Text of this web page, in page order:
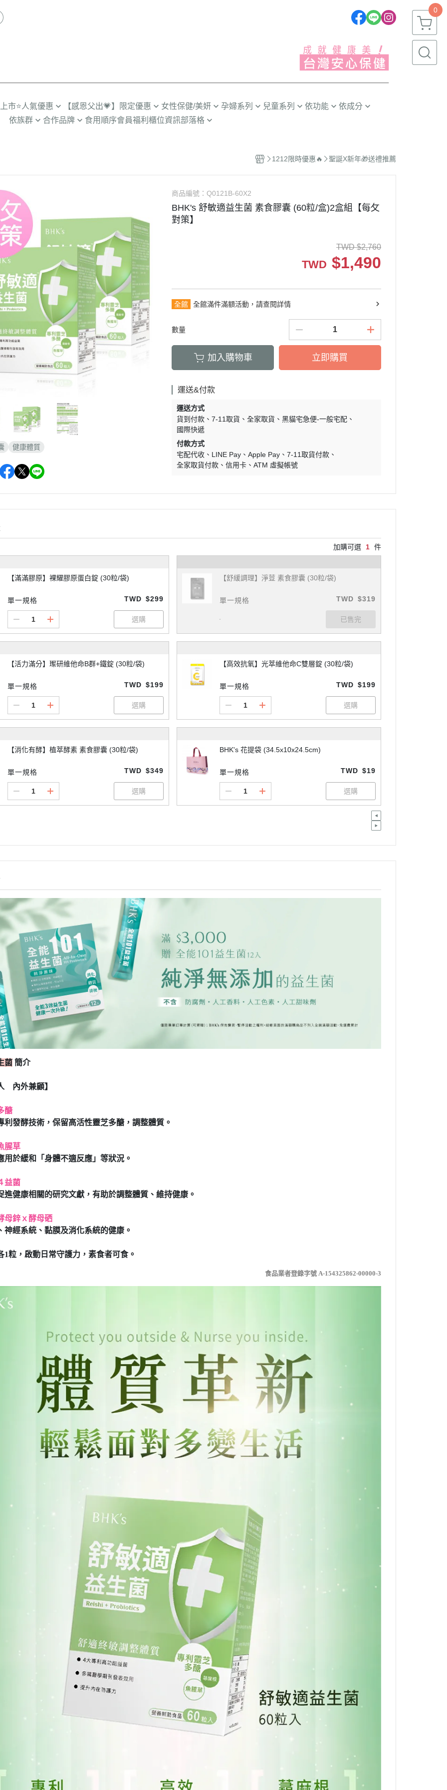
0
市⭐人氣優惠 【感恩父出💗】限定優惠 女性保健/美妍
熟齡舒適
青春守護
淨荳調理
豐盈烏黑
清新體香
孕婦系列
孕中期
孕後期
產後/哺乳
兒童系列
小童(3~6歲)
大童(6~12歲)
青少年(12歲以上)
依功能
循環代謝
體質防護
精神活力
窈窕代謝
送禮推薦
依成分
魚油/藻油(DHA/EPA)
蔓越莓/甘露糖
卵磷脂
維他命(A/B/C/D/E)
礦物質(鈣/鐵/鎂/鋅)
依族群
童
期
合作品牌
寵物嚴選➤Furluv樂球
食用順序會員福利 櫃位資訊部落格
成分解惑站
BHK's 情報站
BHK’s 研究手記
1212限時優惠🔥 聖誕X新年🎁送禮推薦
健康體質
商品編號：Q0121B-60X2
BHK's 舒敏適益生菌 素食膠囊 (60粒/盒)2盒組【每攵
對策】
TWD $2,760
TWD $1,490
全館 全館滿件滿額活動，請查閱詳情
數量
加入購物車 立即購買
運送&付款
運送方式
貨到付款
7-11取貨 全家取貨
黑貓宅急便-一般宅配
國際快遞
付款方式
宅配代收
LINE Pay Apple Pay
7-11取貨付款
全家取貨付款
信用卡 ATM 虛擬帳號
加購可選 1 件
【滿滿膠原】裸耀膠原蛋白錠 (30粒/袋)
單一規格 TWD $299
【舒緩調理】淨荳 素食膠囊 (30粒/袋)
單一規格 TWD $319
【活力滿分】璨研維他命B群+鐵錠 (30粒/袋)
單一規格 TWD $199
【高效抗氧】光萃維他命C雙層錠 (30粒/袋)
單一規格 TWD $199
【消化有酵】植萃酵素 素食膠囊 (30粒/袋)
單一規格 TWD $349
BHK's 花提袋 (34.5x10x24.5cm)
單一規格 TWD $19
菌 簡介
內外兼顧】
醣
利發酵技術，保留高活性靈芝多醣，調整體質。
腥草
用於緩和「身體不適反應」等狀況。
益菌
進健康相關的研究文獻，有助於調整體質、維持健康。
母鋅ｘ酵母硒
神經系統、黏膜及消化系統的健康。
1粒，啟動日常守護力，素食者可食。
食品業者登錄字號 A-154325862-00000-3